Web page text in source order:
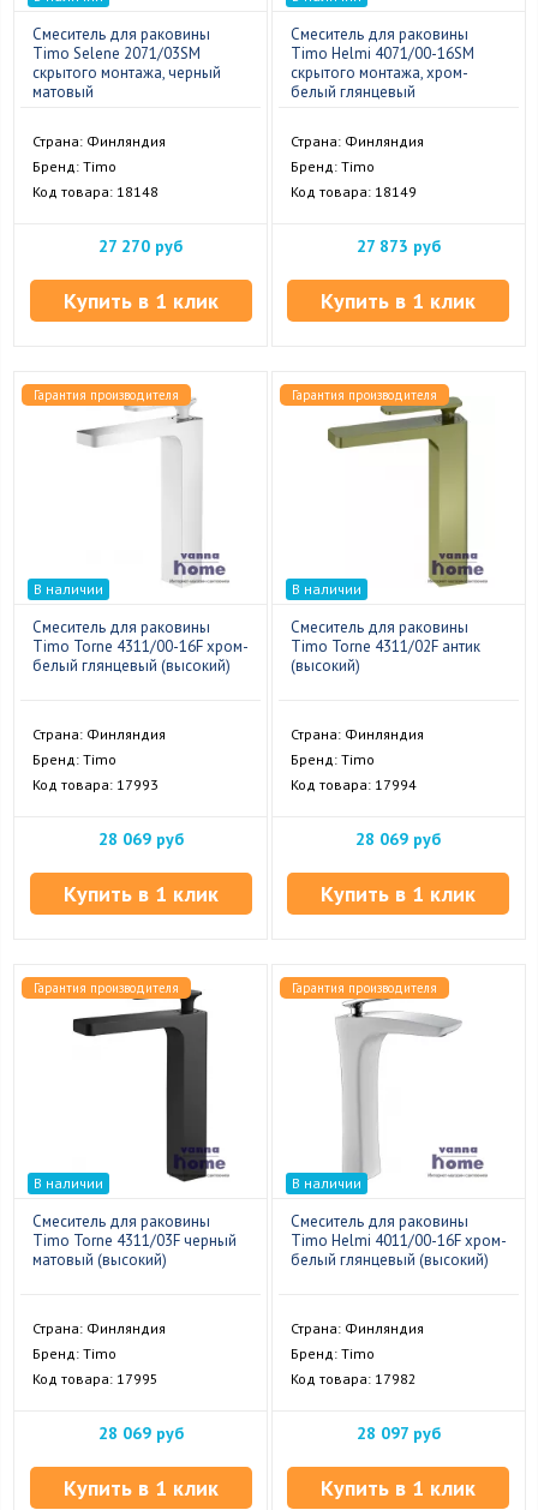
Смеситель для раковины
Timo Selene 2071/03SM
скрытого монтажа, черный
матовый
Страна: Финляндия
Бренд: Timo
Код товара: 18148
27 270 руб
Купить в 1 клик
Смеситель для раковины
Timo Helmi 4071/00-16SM
скрытого монтажа, хром-
белый глянцевый
Страна: Финляндия
Бренд: Timo
Код товара: 18149
27 873 руб
Купить в 1 клик
Гарантия производителя
В наличии
Смеситель для раковины
Timo Torne 4311/00-16F хром-
белый глянцевый (высокий)
Страна: Финляндия
Бренд: Timo
Код товара: 17993
28 069 руб
Купить в 1 клик
Гарантия производителя
В наличии
Смеситель для раковины
Timo Torne 4311/02F антик
(высокий)
Страна: Финляндия
Бренд: Timo
Код товара: 17994
28 069 руб
Купить в 1 клик
Гарантия производителя
В наличии
Смеситель для раковины
Timo Torne 4311/03F черный
матовый (высокий)
Страна: Финляндия
Бренд: Timo
Код товара: 17995
28 069 руб
Купить в 1 клик
Гарантия производителя
В наличии
Смеситель для раковины
Timo Helmi 4011/00-16F хром-
белый глянцевый (высокий)
Страна: Финляндия
Бренд: Timo
Код товара: 17982
28 097 руб
Купить в 1 клик